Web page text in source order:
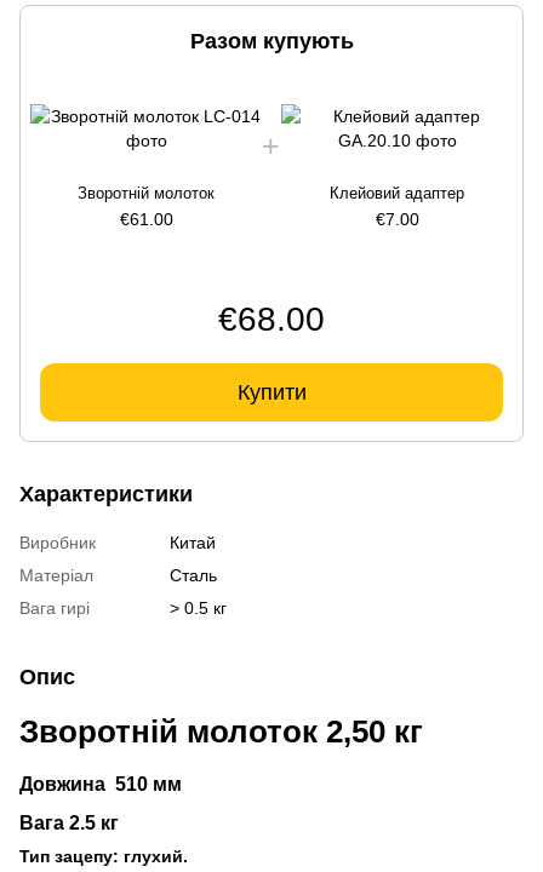
Разом купують
Зворотній молоток
€61.00
Клейовий адаптер
€7.00
€68.00
Купити
Характеристики
Виробник
Китай
Матеріал
Сталь
Вага гирі
> 0.5 кг
Опис
Зворотній молоток 2,50 кг
Довжина 510 мм
Вага 2.5 кг
Тип зацепу: глухий.